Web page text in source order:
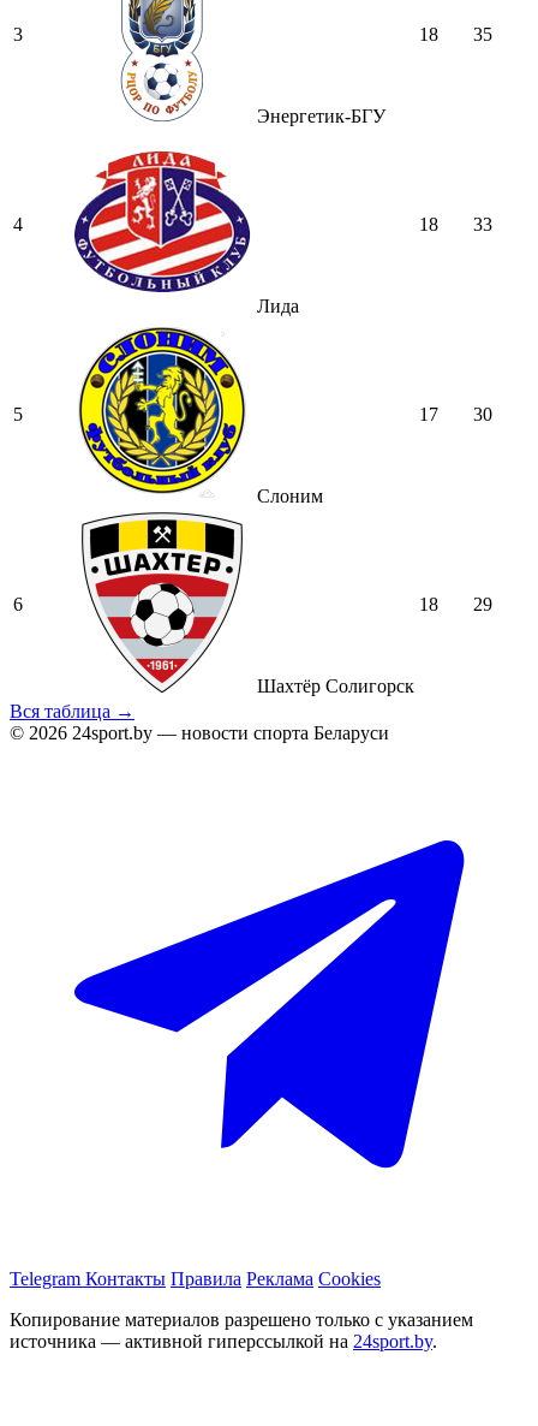
3
Энергетик-БГУ
18 35
4
Лида
18 33
5
Слоним
17 30
6
Шахтёр Солигорск
18 29
Вся таблица →
© 2026 24sport.by — новости спорта Беларуси
Telegram Контакты Правила Реклама Cookies
Копирование материалов разрешено только с указанием
источника — активной гиперссылкой на 24sport.by.